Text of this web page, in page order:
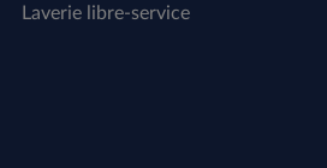
Laverie libre-service